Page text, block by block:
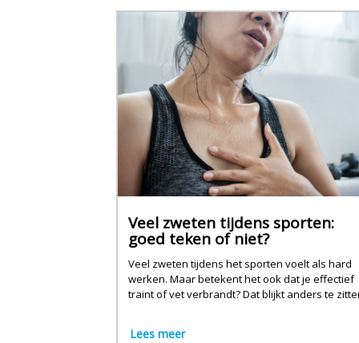
Veel zweten tijdens sporten:
goed teken of niet?
Veel zweten tijdens het sporten voelt als hard
werken. Maar betekent het ook dat je effectief
traint of vet verbrandt? Dat blijkt anders te
Lees meer